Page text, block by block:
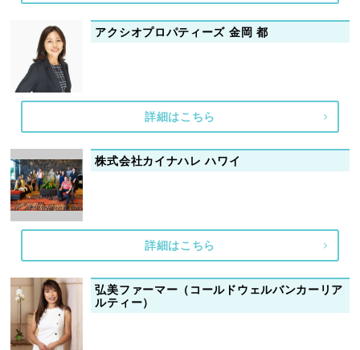
アクシオプロパティーズ 金岡 都
詳細はこちら
株式会社カイナハレ ハワイ
詳細はこちら
弘美ファーマー（コールドウェルバンカーリア
ルティー）